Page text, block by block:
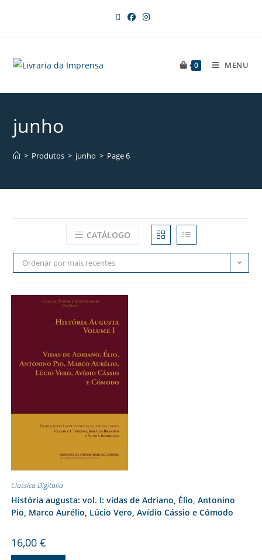
0 MENU
junho
> Produtos > junho > Page 6
CATÁLOGO
Ordenar por mais recentes
Classica Digitalia
História augusta: vol. I: vidas de Adriano, Élio, Antonino
Pio, Marco Aurélio, Lúcio Vero, Avídio Cássio e Cómodo
16,00 €